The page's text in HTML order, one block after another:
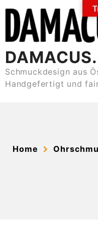
content
Schmuckdesign aus
Handgefertigt und
Home